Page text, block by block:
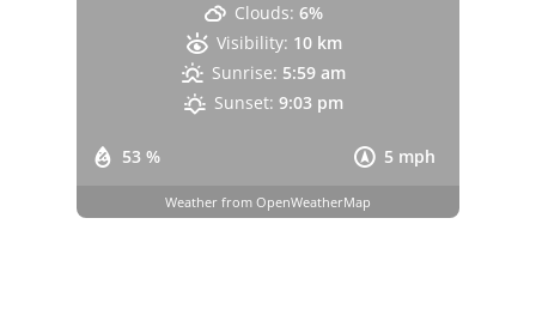
53 % 5 mph
Clouds: 6%
Visibility: 10 km
Sunrise: 5:59 am
Sunset: 9:03 pm
Weather from OpenWeatherMap